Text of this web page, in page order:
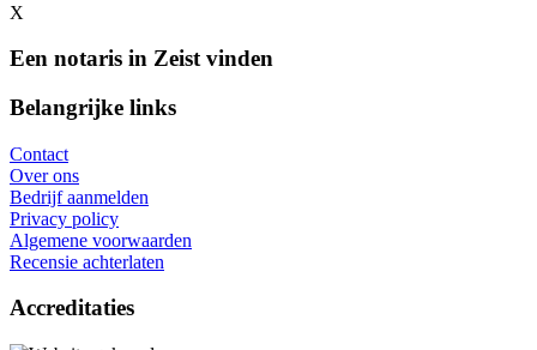
X
Een notaris in Zeist vinden
Belangrijke links
Contact
Over ons
Bedrijf aanmelden
Privacy policy
Algemene voorwaarden
Recensie achterlaten
Accreditaties